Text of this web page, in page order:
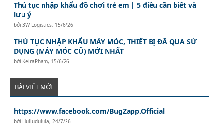
Thủ tục nhập khẩu đồ chơi trẻ em | 5 điều cần biết và
lưu ý
bởi3W Logistics, 15/6/26
THỦ TỤC NHẬP KHẨU MÁY MÓC, THIẾT BỊ ĐÃ QUA SỬ
DỤNG (MÁY MÓC CŨ) MỚI NHẤT
bởi KeiraPham, 15/6/26
BÀI VIẾT MỚI
https://www.facebook.com/BugZapp.Official
bởi Hulludulula,24/7/26